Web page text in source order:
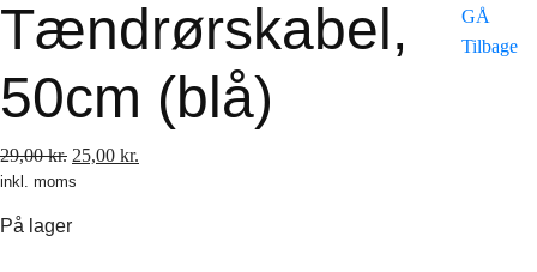
Tændrørskabel,
50cm (blå)
GÅ
Tilbage
29,00kr. Den
oprindelige
25,00 kr.
inkl. moms
På lager